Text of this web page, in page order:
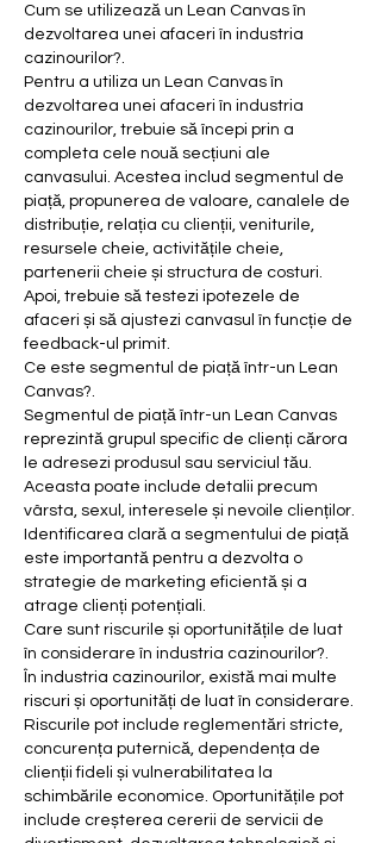
Cum se utilizează un Lean Canvas în
dezvoltarea unei afaceri în industria
cazinourilor?.
Pentru a utiliza un Lean Canvas în
dezvoltarea unei afaceri în industria
cazinourilor, trebuie să începi prin a
completa cele nouă secțiuni ale
canvasului. Acestea includ segmentul de
piață, propunerea de valoare, canalele de
distribuție, relația cu clienții, veniturile,
resursele cheie, activitățile cheie,
partenerii cheie și structura de costuri.
Apoi, trebuie să testezi ipotezele de
afaceri și să ajustezi canvasul în funcție de
feedback-ul primit.
Ce este segmentul de piață într-un Lean
Canvas?.
Segmentul de piață într-un Lean Canvas
reprezintă grupul specific de clienți cărora
le adresezi produsul sau serviciul tău.
Aceasta poate include detalii precum
vârsta, sexul, interesele și nevoile clienților.
Identificarea clară a segmentului de piață
este importantă pentru a dezvolta o
strategie de marketing eficientă și a
atrage clienți potențiali.
Care sunt riscurile și oportunitățile de luat
în considerare în industria cazinourilor?.
În industria cazinourilor, există mai multe
riscuri și oportunități de luat în considerare.
Riscurile pot include reglementări stricte,
concurența puternică, dependența de
clienții fideli și vulnerabilitatea la
schimbările economice. Oportunitățile pot
include creșterea cererii de servicii de